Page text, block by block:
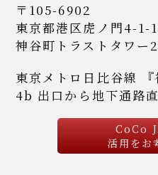
〒105-6902
東京都港区虎ノ門4-1-1
神谷町トラストタワー
東京メトロ日比谷線 『
4b 出口から地下通路
CoCo
活用をお